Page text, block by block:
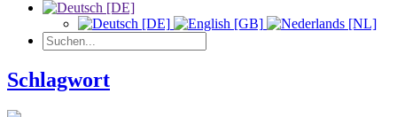
Schlagwort